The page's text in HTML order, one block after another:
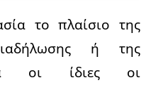
το πλαίσιο της
ή της
οι ίδιες οι